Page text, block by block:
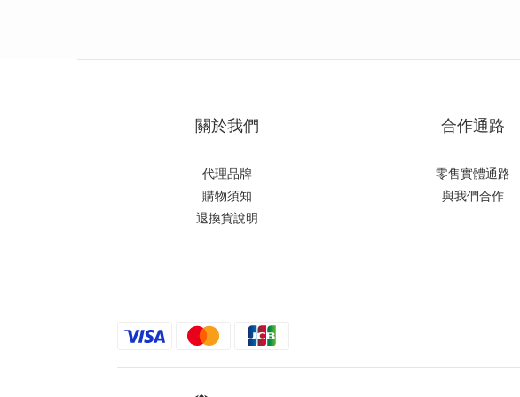
關於我們
代理品牌
購物須知
退換貨說明
合作通路
零售實體通路
與我們合作